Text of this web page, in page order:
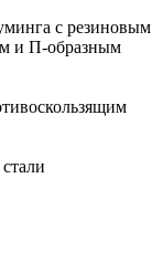
с резиновым
и П-образным